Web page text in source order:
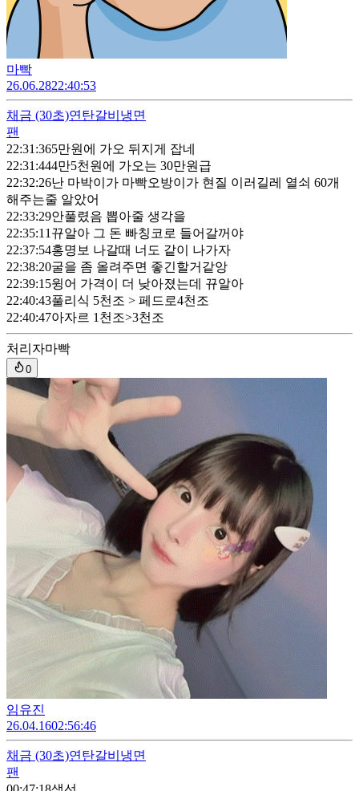
마빡
26.06.2822:40:53
채금 (30초)연탄갈비냉면
팬
22:31:365만원에 가오 뒤지게 잡네
22:31:444만5천원에 가오는 30만원급
22:32:26난 마박이가 마빡오방이가 현질 이러길레 열쇠 60개
해주는줄 알았어
22:33:29안풀렸음 뽑아줄 생각을
22:35:11 뀨알아 그 돈 빠칭코로 들어갈꺼야
22:37:54홍명보 나갈때 너도 같이 나가자
22:38:20굴을 좀 올려주면 좋긴할거같앙
22:39:15윙어 가격이 더 낮아졌는데 뀨알아
22:40:43풀리식 5천조 > 페드로4천조
22:40:47아자르 1천조>3천조
처리자마빡
0
임유진
26.04.1602:56:46
채금 (30초)연탄갈비냉면
팬